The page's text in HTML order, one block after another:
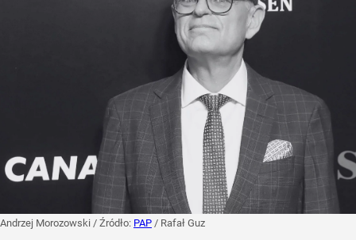
Andrzej Morozowski / Źródło: PAP / Rafał Guz